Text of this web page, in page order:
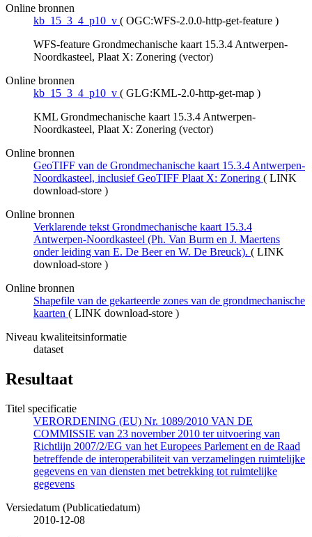
Online bronnen
kb_15_3_4_p10_v ( OGC:WFS-2.0.0-http-get-feature )
WFS-feature Grondmechanische kaart 15.3.4 Antwerpen-
Noordkasteel, Plaat X: Zonering (vector)
Online bronnen
kb_15_3_4_p10_v ( GLG:KML-2.0-http-get-map )
KML Grondmechanische kaart 15.3.4 Antwerpen-
Noordkasteel, Plaat X: Zonering (vector)
Online bronnen
GeoTIFF van de Grondmechanische kaart 15.3.4 Antwerpen-
Noordkasteel, inclusief GeoTIFF Plaat X: Zonering ( LINK
download-store )
Online bronnen
Verklarende tekst Grondmechanische kaart 15.3.4
Antwerpen-Noordkasteel (Ph. Van Burm en J. Maertens
onder leiding van E. De Beer en W. De Breuck). ( LINK
download-store )
Online bronnen
Shapefile van de gekarteerde zones van de grondmechanische
kaarten ( LINK download-store )
Niveau kwaliteitsinformatie
dataset
Resultaat
Titel specificatie
VERORDENING (EU) Nr. 1089/2010 VAN DE
COMMISSIE van 23 november 2010 ter uitvoering van
Richtlijn 2007/2/EG van het Europees Parlement en de Raad
betreffende de interoperabiliteit van verzamelingen ruimtelijke
gegevens en van diensten met betrekking tot ruimtelijke
gegevens
Versiedatum (Publicatiedatum)
2010-12-08